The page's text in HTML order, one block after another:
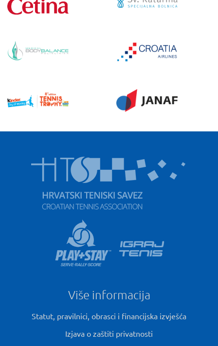
Više informacija
Statut, pravilnici, obrasci i financijska izvješća
Izjava o zaštiti privatnosti